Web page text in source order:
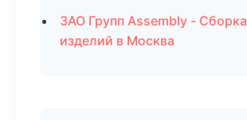
ЗАО Групп Assembly -
изделий в Москва